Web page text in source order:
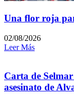
Una flor roja
02/08/2026
Leer Más
Carta de
asesinato de